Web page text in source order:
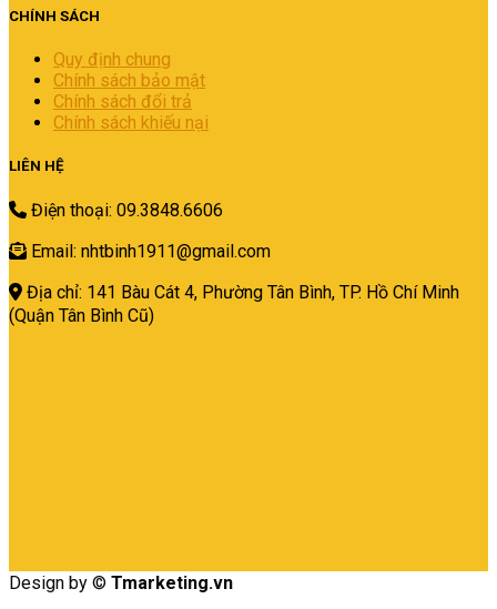
CHÍNH SÁCH
Quy định chung
Chính sách bảo mật
Chính sách đổi trả
Chính sách khiếu nại
LIÊN HỆ
Điện thoại: 09.3848.6606
Email: nhtbinh1911@gmail.com
Địa chỉ: 141 Bàu Cát 4, Phường Tân Bình, TP. Hồ Chí Minh
(Quận Tân Bình Cũ)
Design by © Tmarketing.vn